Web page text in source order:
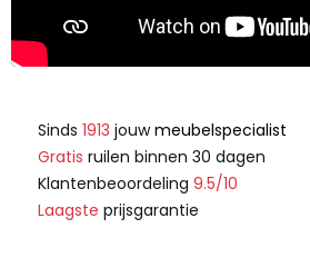
Sinds 1913 jouwmeubelspecialist
Gratis ruilen binnen 30 dagen
Klantenbeoordeling 9.5/10
Laagste prijsgarantie